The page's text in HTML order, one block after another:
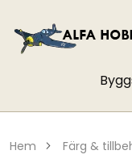
hem färg &